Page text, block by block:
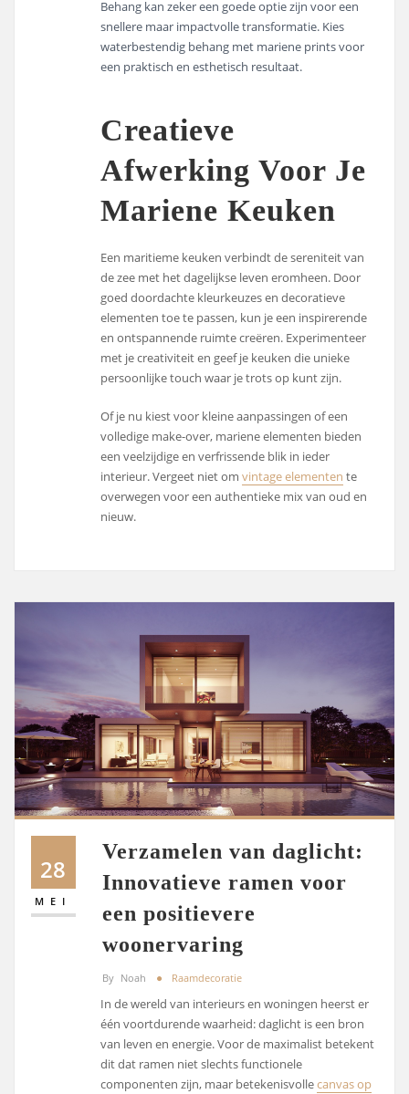
Behang kan zeker een goede optie zijn voor een
snellere maar impactvolle transformatie. Kies
waterbestendig behang met mariene prints voor
een praktisch en esthetisch resultaat.
Creatieve
Afwerking Voor Je
Mariene Keuken
Een maritieme keuken verbindt de sereniteit van
de zee met het dagelijkse leven eromheen. Door
goed doordachte kleurkeuzes en decoratieve
elementen toe te passen, kun je een inspirerende
en ontspannende ruimte creëren. Experimenteer
met je creativiteit en geef je keuken die unieke
persoonlijke touch waar je trots op kunt zijn.
Of je nu kiest voor kleine aanpassingen of een
volledige make-over, mariene elementen bieden
een veelzijdige en verfrissende blik in ieder
interieur. Vergeet niet omvintage elementen te
overwegen voor een authentieke mix van oud en
nieuw.
28
MEI
Verzamelen van daglicht:
Innovatieve ramen voor
een positievere
woonervaring
By Noah Raamdecoratie
In de wereld van interieurs en woningen heerst er
één voortdurende waarheid: daglicht is een bron
van leven en energie. Voor de maximalist betekent
dit dat ramen niet slechts functionele
componenten zijn, maar betekenisvollecanvas op